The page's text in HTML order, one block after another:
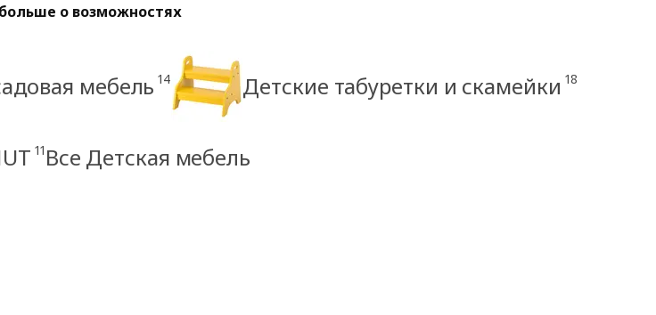
о возможностях
мебель 14 Детские табуретки и скамейки 18
11 Все Детская мебель